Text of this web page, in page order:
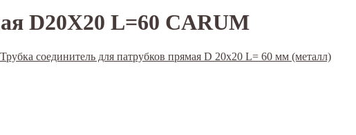
D20X20 L=60 CARUM